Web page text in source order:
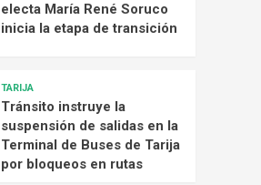
electa María René Soruco
inicia la etapa de transición
TARIJA
Tránsito instruye la
suspensión de salidas en la
Terminal de Buses de Tarija
por bloqueos en rutas